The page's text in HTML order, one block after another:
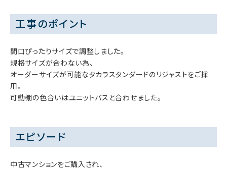
工事のポイント
間口ぴったりサイズで調整しました。
規格サイズが合わない為、
オーダーサイズが可能なタカラスタンダードのリジャストをご採
用。
可動棚の色合いはユニットバスと合わせました。
エピソード
中古マンションをご購入され、